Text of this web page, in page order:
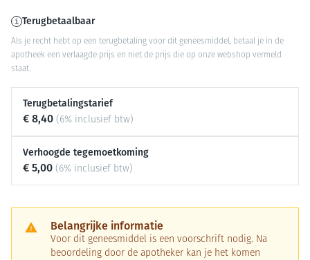
Terugbetaalbaar
Als je recht hebt op een terugbetaling voor dit geneesmiddel, betaal je in de
apotheek een verlaagde prijs en niet de prijs die op onze webshop vermeld
staat.
Terugbetalingstarief
€ 8,40 (6% inclusief btw)
Verhoogde tegemoetkoming
€ 5,00 (6% inclusief btw)
Belangrijke informatie
Voor dit geneesmiddel is een voorschrift nodig. Na
beoordeling door de apotheker kan je het komen